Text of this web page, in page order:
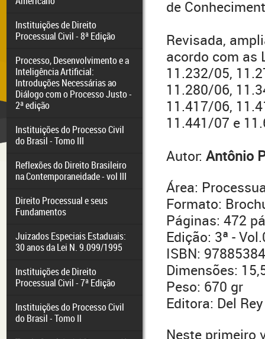
Instituições de Direito
Processual Civil - 8ª Edição
Processo, Desenvolvimento e a
Inteligência Artificial:
Introduções Necessárias ao
Diálogo com o Processo Justo -
2ª edição
Instituições do Processo Civil
do Brasil - Tomo III
Reflexões do Direito Brasileiro
na Contemporaneidade - vol III
Direito Processual e seus
Fundamentos
Juizados Especiais Estaduais:
30 anos da Lei N. 9.099/1995
Instituições de Direito
Processual Civil - 7ª Edição
Instituições do Processo Civil
do Brasil - Tomo II
de
Revisada,
acordo com as
11.232/05,
11.280/06,
11.417/06,
11.441/07 e
Autor: Antônio
Área:
Formato:
Páginas: 472
Edição: 3ª -
ISBN:
Dimensões:
Peso: 670 gr
Editora: Del Rey
Neste primeiro